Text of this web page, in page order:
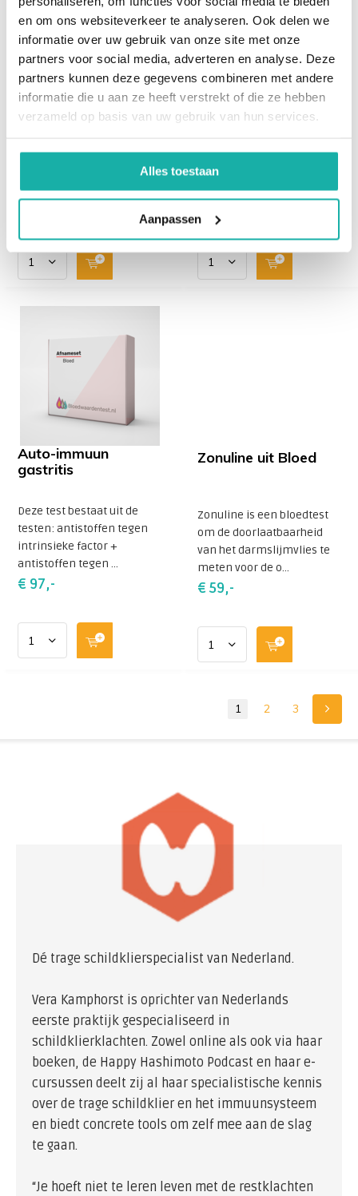
en om ons websiteverkeer te analyseren. Ook delen we
informatie over uw gebruik van onze site met onze
partners voor social media, adverteren en analyse. Deze
partners kunnen deze gegevens combineren met andere
informatie die u aan ze heeft verstrekt of die ze hebben
verzameld op basis van uw gebruik van hun services.
Alles toestaan
Aanpassen
Antistoffen tegen
pariëtale cellen
maagontsteking
gebruikt als hulp bij de
€ 67,-
Intrinsic factor Anti-
IF
voor de opname van
vitamine B12 uit het
€ 57,-
Auto-immuun
gastritis
Deze test bestaat uit de
testen: antistoffen tegen
intrinsieke factor +
antistoffen tegen ...
€ 97,-
Zonuline uit Bloed
Zonuline is een bloedtest
om de doorlaatbaarheid
van het darmslijmvlies te
meten voor de o...
€ 59,-
1 2 3
Dé trage schildklierspecialist van Nederland.
Vera Kamphorst is oprichter van Nederlands
eerste praktijk gespecialiseerd in
schildklierklachten. Zowel online als ook via haar
boeken, de Happy Hashimoto Podcast en haar e-
cursussen deelt zij al haar specialistische kennis
over de trage schildklier en het immuunsysteem
en biedt concrete tools om zelf mee aan de slag
te gaan.
“Je hoeft niet te leren leven met de restklachten